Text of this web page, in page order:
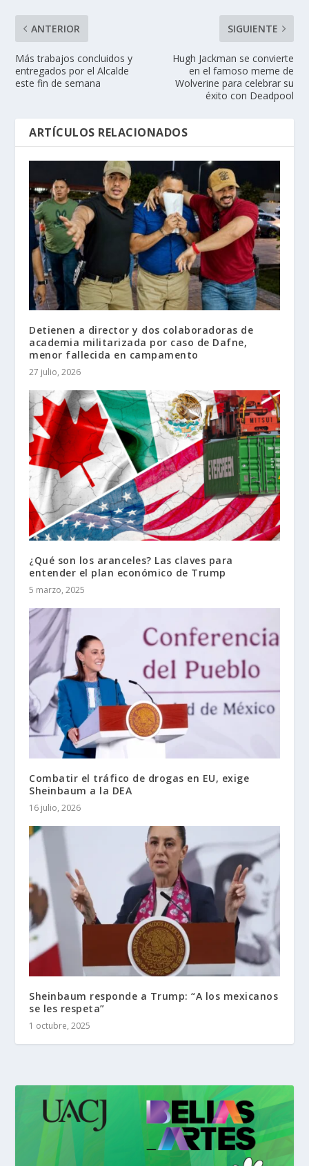
ANTERIOR
Más trabajos concluidos y
entregados por el Alcalde
este fin de semana
SIGUIENTE
Hugh Jackman se convierte
en el famoso meme de
Wolverine para celebrar su
éxito con Deadpool
ARTÍCULOS RELACIONADOS
Detienen a director y dos colaboradoras de
academia militarizada por caso de Dafne,
menor fallecida en campamento
27 julio, 2026
¿Qué son los aranceles? Las claves para
entender el plan económico de Trump
5 marzo, 2025
Combatir el tráfico de drogas en EU, exige
Sheinbaum a la DEA
16 julio, 2026
Sheinbaum responde a Trump: “A los mexicanos
se les respeta”
1 octubre, 2025